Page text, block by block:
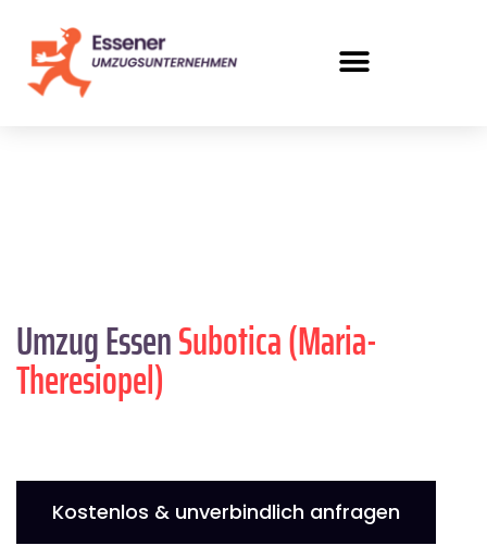
Umzug EssenSubotica (Maria-
Theresiopel)
Kostenlos & unverbindlich anfragen